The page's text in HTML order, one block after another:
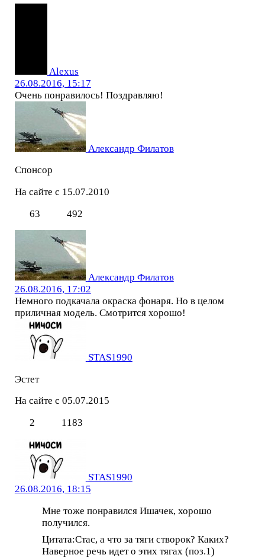
Alexus
26.08.2016, 15:17
Очень понравилось! Поздравляю!
Александр Филатов
Спонсор
На сайте с 15.07.2010
63
492
Александр Филатов
26.08.2016, 17:02
Немного подкачала окраска фонаря. Но в целом
приличная модель. Смотрится хорошо!
STAS1990
Эстет
На сайте с 05.07.2015
2
1183
STAS1990
26.08.2016, 18:15
Мне тоже понравился Ишачек, хорошо
получился.
Цитата:Стас, а что за тяги створок? Каких?
Наверное речь идет о этих тягах (поз.1)